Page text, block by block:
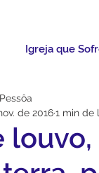
Igreja que
da Semana
da Semana
de 20161 min de